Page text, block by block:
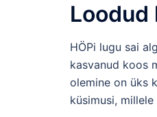
Loodud
HÖPi lugu sai
kasvanud koos
olemine on üks
küsimusi,